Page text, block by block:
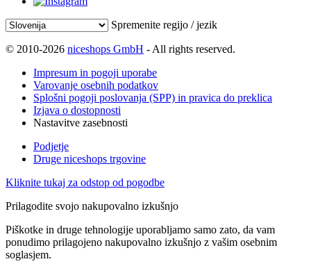
Spremenite regijo / jezik
© 2010-2026 niceshops GmbH - All rights reserved.
Impresum in pogoji uporabe
Varovanje osebnih podatkov
Splošni pogoji poslovanja (SPP) in pravica do preklica
Izjava o dostopnosti
Nastavitve zasebnosti
Podjetje
Druge niceshops trgovine
Kliknite tukaj za odstop od pogodbe
Prilagodite svojo nakupovalno izkušnjo
Piškotke in druge tehnologije uporabljamo samo zato, da vam
ponudimo prilagojeno nakupovalno izkušnjo z vašim osebnim
soglasjem.